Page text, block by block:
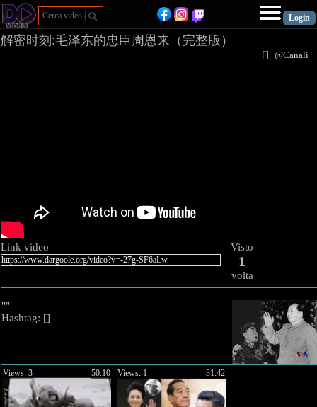
解密时刻:毛泽东的忠臣周恩来（完整版）
[] @Canali
Link video Visto
1
volta
""
Hashtag: []
50:10
Views: 3 31:42
Views: 1